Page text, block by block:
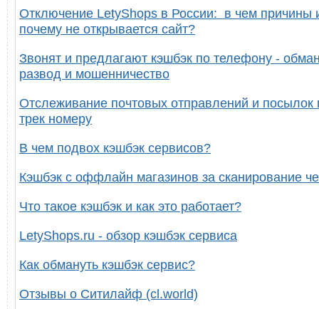
Отключение LetyShops в России: в чем причины
почему не открывается сайт?
Звонят и предлагают кэшбэк по телефону -
развод и мошенничество
Отслеживание почтовых отправлений и посылок
трек номеру
В чем подвох кэшбэк сервисов?
Кэшбэк с оффлайн магазинов за сканирование
Что такое кэшбэк и как это работает?
LetyShops.ru - обзор кэшбэк сервиса
Как обмануть кэшбэк сервис?
Отзывы о Ситилайф (cl.world)